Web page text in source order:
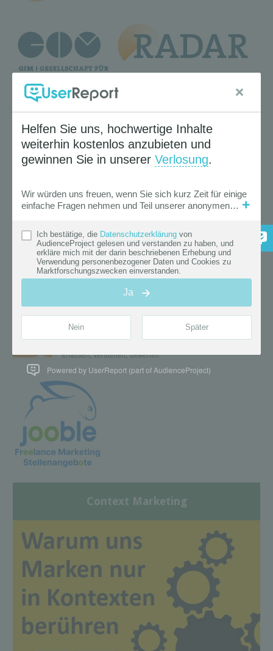
Context Marketing
Powered by UserReport (part of AudienceProject)